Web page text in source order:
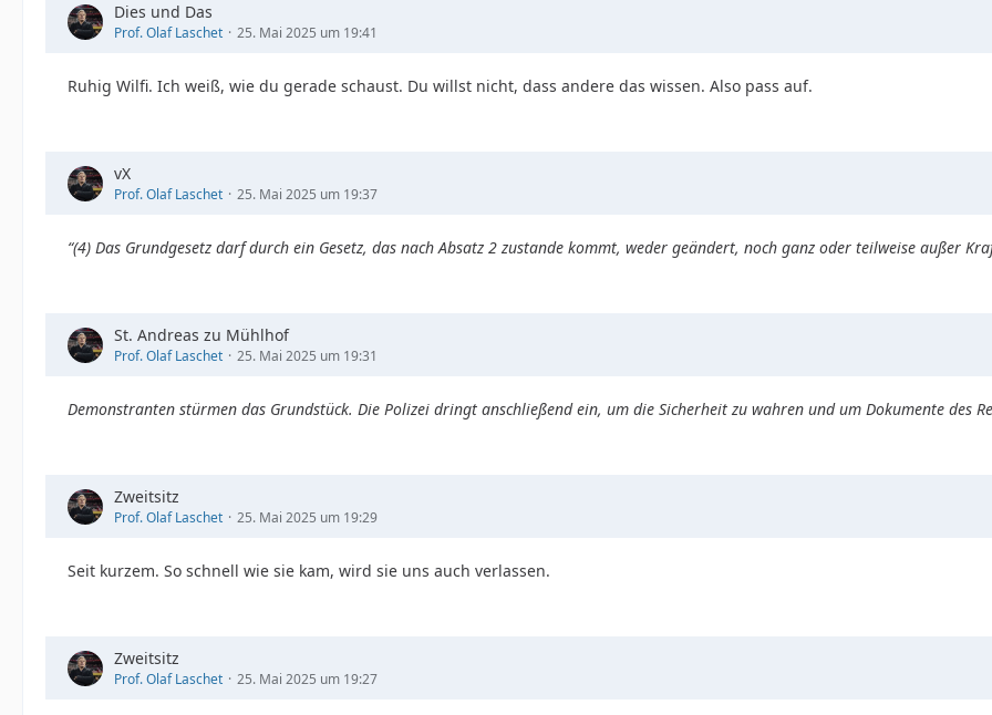
Dies und Das
Prof. Olaf Laschet 25. Mai 2025 um 19:41
Ruhig Wilfi. Ich weiß, wie du gerade schaust. Du willst nicht, dass andere das wissen. Also pass auf.
vX
Prof. Olaf Laschet 25. Mai 2025 um 19:37
“(4) Das Grundgesetz darf durch ein Gesetz, das nach Absatz 2 zustande kommt, weder geändert, noch ganz oder teilweise außer
St. Andreas zu Mühlhof
Prof. Olaf Laschet 25. Mai 2025 um 19:31
Demonstranten stürmen das Grundstück. Die Polizei dringt anschließend ein, um die Sicherheit zu wahren und um Dokumente des
Zweitsitz
Prof. Olaf Laschet 25. Mai 2025 um 19:29
Seit kurzem. So schnell wie sie kam, wird sie uns auch verlassen.
Zweitsitz
Prof. Olaf Laschet 25. Mai 2025 um 19:27